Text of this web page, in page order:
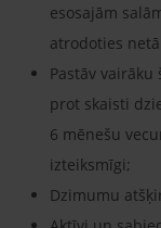
esosajām
atrodoties
Pastāv
prot skaisti
6 mēnešu
izteiksmīgi;
Dzimumu